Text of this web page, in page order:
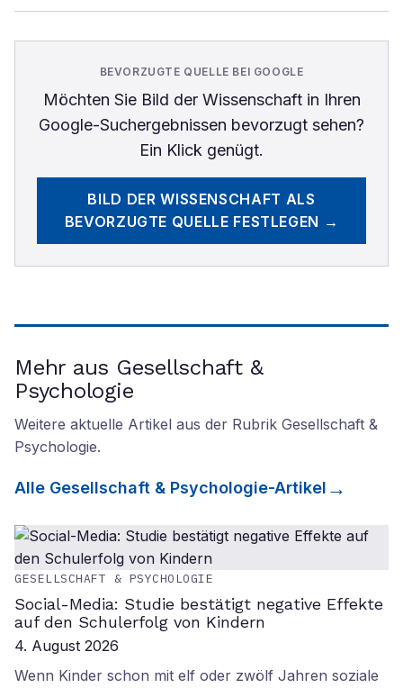
BEVORZUGTE QUELLE BEI GOOGLE
Möchten Sie Bild der Wissenschaftin Ihren
Google-Suchergebnissen bevorzugt sehen?
Ein Klick genügt.
BILD DER WISSENSCHAFT ALS
BEVORZUGTE QUELLE FESTLEGEN →
Mehr aus Gesellschaft &
Psychologie
Weitere aktuelle Artikel aus der Rubrik Gesellschaft &
Psychologie.
Alle Gesellschaft & Psychologie-Artikel
GESELLSCHAFT & PSYCHOLOGIE
Social-Media: Studie bestätigt negative Effekte
auf den Schulerfolg von Kindern
4. August 2026
Wenn Kinder schon mit elf oder zwölf Jahren soziale